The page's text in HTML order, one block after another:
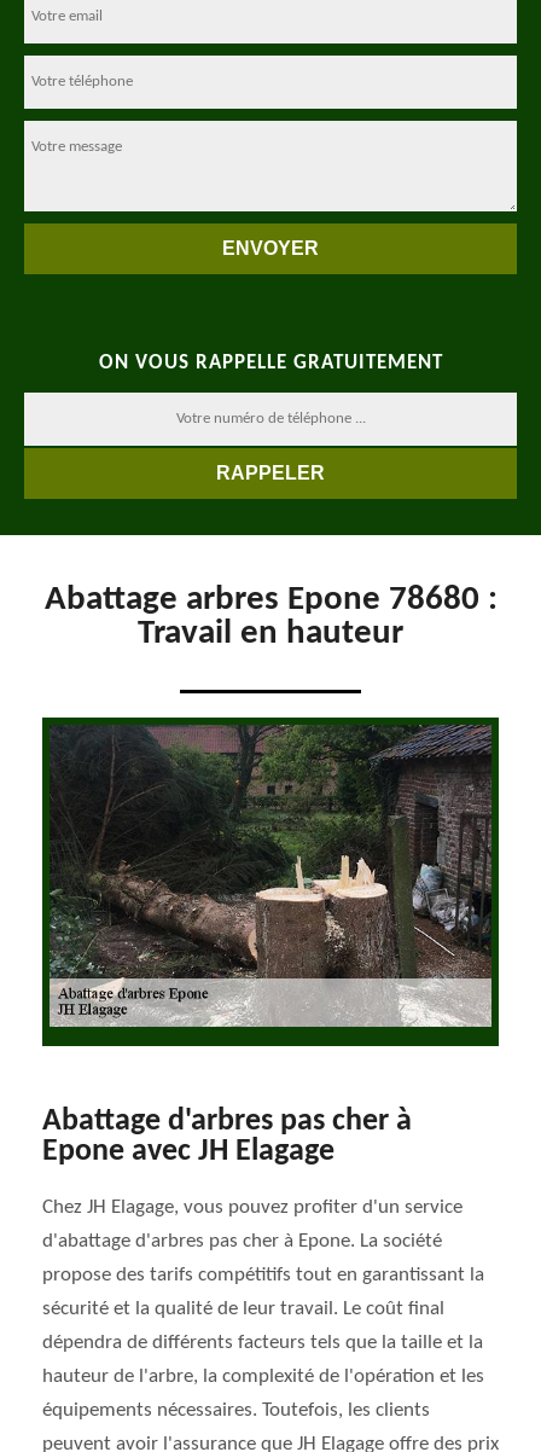
ON VOUS RAPPELLE GRATUITEMENT
Abattage arbres Epone 78680 :
Travail en hauteur
Abattage d'arbres pas cher à
Epone avec JH Elagage
Chez JH Elagage, vous pouvez profiter d'un service
d'abattage d'arbres pas cher à Epone. La société
propose des tarifs compétitifs tout en garantissant la
sécurité et la qualité de leur travail. Le coût final
dépendra de différents facteurs tels que la taille et la
hauteur de l'arbre, la complexité de l'opération et les
équipements nécessaires. Toutefois, les clients
peuvent avoir l'assurance que JH Elagage offre des prix